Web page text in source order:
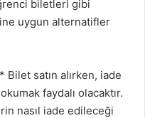
biletleri gibi
uygun alternatifler
satın alırken, iade
faydalı olacaktır.
nasıl iade edileceği